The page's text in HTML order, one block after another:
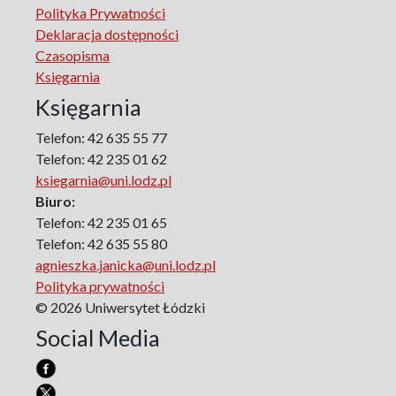
The Art of Learning – The Learning of Art
Neuroscience in Psychology
Faces of Feminism
Faces of war
Biographical Perspectives
Politology
Poland and Central and Eastern Europe in the 20th
Century
Polish Film Culture
Law
The Polish People's Republic. Biographies
Existence and Literature Project
The Psychology of Everything
Research on Science & Natural Philosophy
Romanistyka dla Teatru
The Conference on Social Pedagogy under the Patronage
Polityka Prywatności
Deklaracja dostępności
Czasopisma
Księgarnia
Księgarnia
Telefon: 42 635 55 77
Telefon: 42 235 01 62
ksiegarnia@uni.lodz.pl
Biuro:
Telefon: 42 235 01 65
Telefon: 42 635 55 80
agnieszka.janicka@uni.lodz.pl
Polityka prywatności
© 2026 Uniwersytet Łódzki
Social Media